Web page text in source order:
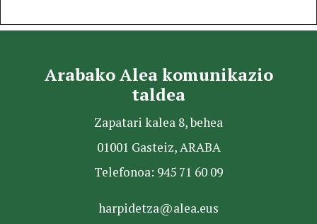
Arabako Alea komunikazio
taldea
Zapatari kalea 8, behea
01001 Gasteiz, ARABA
Telefonoa: 945 71 60 09
harpidetza@alea.eus